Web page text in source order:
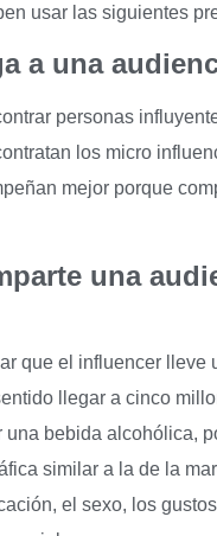
usar las siguientes
a una
personas
los micro
mejor porque
una
que el influencer
llegar a cinco
una bebida alcohólica,
similar a la de la
el sexo, los